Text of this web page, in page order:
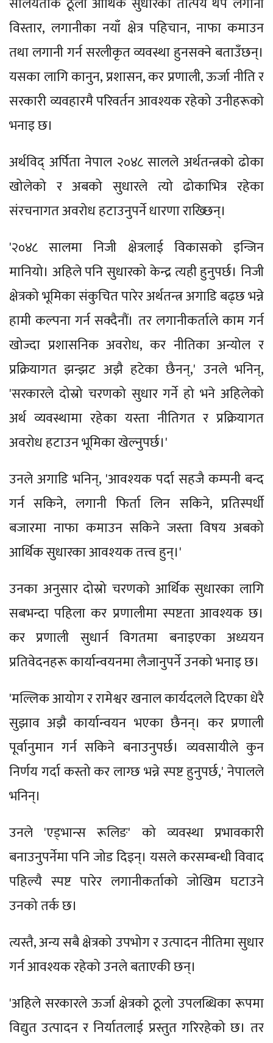
विस्तार, लगानीका नयाँ क्षेत्र पहिचान, नाफा कमाउन
तथा लगानी गर्न सरलीकृत व्यवस्था हुनसक्ने बताउँछन्।
यसका लागि कानुन, प्रशासन, कर प्रणाली, ऊर्जा नीति र
सरकारी व्यवहारमै परिवर्तन आवश्यक रहेको उनीहरूको
भनाइ छ।
अर्थविद् अर्पिता नेपाल २०४८ सालले अर्थतन्त्रको ढोका
खोलेको र अबको सुधारले त्यो ढोकाभित्र रहेका
संरचनागत अवरोध हटाउनुपर्ने धारणा राख्छिन्।
'२०४८ सालमा निजी क्षेत्रलाई विकासको इन्जिन
मानियो। अहिले पनि सुधारको केन्द्र त्यही हुनुपर्छ। निजी
क्षेत्रको भूमिका संकुचित पारेर अर्थतन्त्र अगाडि बढ्छ भन्ने
हामी कल्पना गर्न सक्दैनौं। तर लगानीकर्ताले काम गर्न
खोज्दा प्रशासनिक अवरोध, कर नीतिका अन्योल र
प्रक्रियागत झन्झट अझै हटेका छैनन्,' उनले भनिन्,
'सरकारले दोस्रो चरणको सुधार गर्ने हो भने अहिलेको
अर्थ व्यवस्थामा रहेका यस्ता नीतिगत र प्रक्रियागत
अवरोध हटाउन भूमिका खेल्नुपर्छ।'
उनले अगाडि भनिन्, 'आवश्‍यक पर्दा सहजै कम्पनी बन्द
गर्न सकिने, लगानी फिर्ता लिन सकिने, प्रतिस्पर्धी
बजारमा नाफा कमाउन सकिने जस्ता विषय अबको
आर्थिक सुधारका आवश्‍यक तत्त्व हुन्।'
उनका अनुसार दोस्रो चरणको आर्थिक सुधारका लागि
सबभन्दा पहिला कर प्रणालीमा स्पष्टता आवश्यक छ।
कर प्रणाली सुधार्न विगतमा बनाइएका अध्ययन
प्रतिवेदनहरू कार्यान्वयनमा लैजानुपर्ने उनको भनाइ छ।
'मल्लिक आयोग र रामेश्वर खनाल कार्यदलले दिएका धेरै
सुझाव अझै कार्यान्वयन भएका छैनन्। कर प्रणाली
पूर्वानुमान गर्न सकिने बनाउनुपर्छ। व्यवसायीले कुन
निर्णय गर्दा कस्तो कर लाग्छ भन्ने स्पष्ट हुनुपर्छ,' नेपालले
भनिन्।
उनले 'एड्भान्स रूलिङ' को व्यवस्था प्रभावकारी
बनाउनुपर्नेमा पनि जोड दिइन्। यसले करसम्बन्धी विवाद
पहिल्यै स्पष्ट पारेर लगानीकर्ताको जोखिम घटाउने
उनको तर्क छ।
त्यस्तै, अन्य सबै क्षेत्रको उपभोग र उत्पादन नीतिमा सुधार
गर्न आवश्यक रहेको उनले बताएकी छन्।
'अहिले सरकारले ऊर्जा क्षेत्रको ठूलो उपलब्धिका रूपमा
विद्युत उत्पादन र निर्यातलाई प्रस्तुत गरिरहेको छ। तर